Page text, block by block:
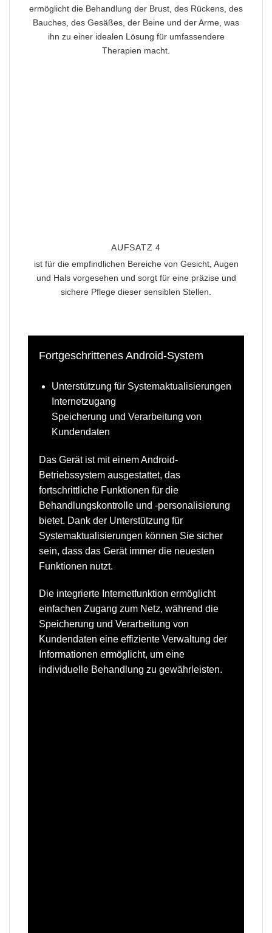
ermöglicht die Behandlung der Brust, des Rückens, des
Bauches, des Gesäßes, der Beine und der Arme, was
ihn zu einer idealen Lösung für umfassendere
Therapien macht.
AUFSATZ 4
istfür die empfindlichen Bereiche von Gesicht, Augen
und Halsvorgesehen und sorgt für eine präzise und
sichere Pflege dieser sensiblen Stellen.
Fortgeschrittenes Android-System
Unterstützung für Systemaktualisierungen
Internetzugang
Speicherung und Verarbeitung von
Kundendaten
Das Gerät ist mit einem Android-
Betriebssystem ausgestattet, das
fortschrittliche Funktionen für die
Behandlungskontrolle und -personalisierung
bietet. Dank der Unterstützung für
Systemaktualisierungen können Sie sicher
sein, dassdas Gerät immer die neuesten
Funktionen nutzt.
Die integrierte Internetfunktion ermöglicht
einfachen Zugang zum Netz, während die
Speicherung und Verarbeitung von
Kundendaten eine effiziente Verwaltung der
Informationen ermöglicht, um eine
individuelle Behandlung zu gewährleisten.